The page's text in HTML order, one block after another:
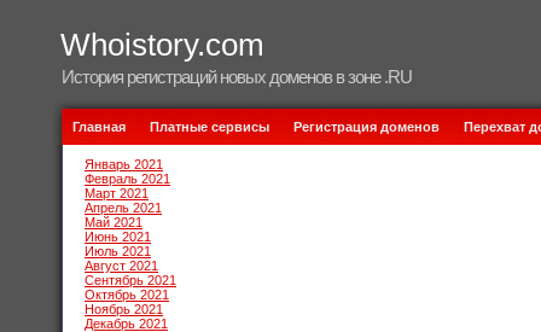
Whoistory.com
История регистраций новых доменов в зоне .RU
Главная Платные сервисы Регистрация доменов Перехват
Январь 2021
Февраль 2021
Март 2021
Апрель 2021
Май 2021
Июнь 2021
Июль 2021
Август 2021
Сентябрь 2021
Октябрь 2021
Ноябрь 2021
Декабрь 2021